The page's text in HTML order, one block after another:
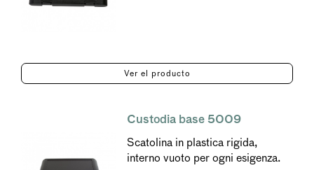
Ver el producto
Custodia base 5009
Scatolina in plastica rigida,
interno vuoto per ogni esigenza.